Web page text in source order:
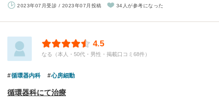
2023年07月受診 / 2023年07月投稿 34人が参考になった
4.5
なる（本人・50代・男性・掲載口コミ68件）
循環器内科 心房細動
循環器科にて治療